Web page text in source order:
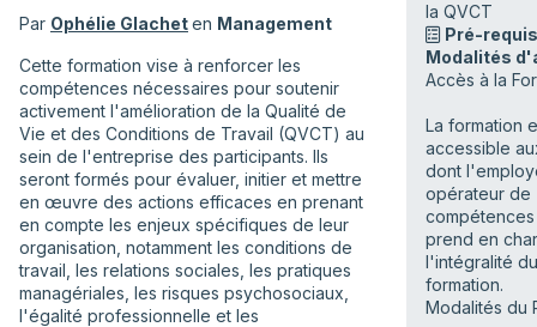
Par Ophélie Glacheten Management
Cette formation vise à renforcer les
compétences nécessaires pour soutenir
activement l'amélioration de la Qualité de
Vie et des Conditions de Travail (QVCT) au
sein de l'entreprise des participants. Ils
seront formés pour évaluer, initier et mettre
en œuvre des actions efficaces en prenant
en compte les enjeux spécifiques de leur
organisation, notamment les conditions de
travail, les relations sociales, les pratiques
managériales, les risques psychosociaux,
l'égalité professionnelle et les
la QVCT
Pré-
Modalités
Accès à la
La formation
accessible
dont
opérateur de
compétences
prend en
l'intégralité
formation.
Modalités du